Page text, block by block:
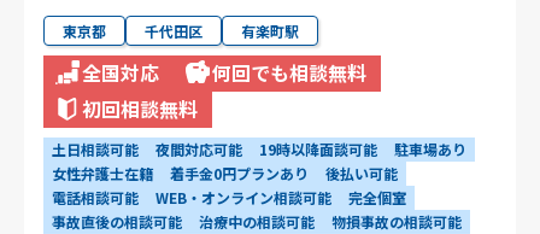
東京都 千代田区 有楽町駅
全国対応
何回でも相談無料
初回相談無料
土日相談可能 夜間対応可能 19時以降面談可能
駐車場あり
女性弁護士在籍
着手金0円プランあり
後払い可能
電話相談可能
WEB・オンライン相談可能
完全個室
事故直後の相談可能
治療中の相談可能 物損事故の相談可能